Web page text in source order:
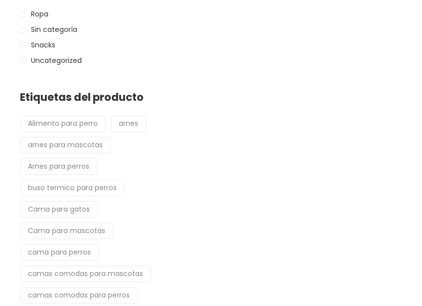
Ropa
Sin categoría
Snacks
Uncategorized
Etiquetas del producto
Alimento para perro arnes
arnes para mascotas
Arnes para perros
buso termico para perros
Cama para gatos
Cama para mascotas
cama para perros
camas comodas para mascotas
camas comodas para perros